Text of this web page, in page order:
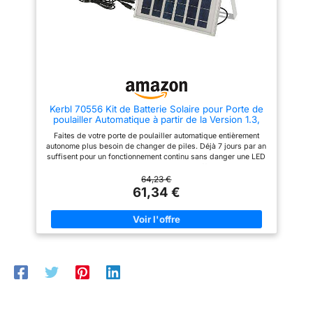
Kerbl 70556 Kit de Batterie Solaire pour Porte de
poulailler Automatique à partir de la Version 1.3,
Faites de votre porte de poulailler automatique entièrement
autonome plus besoin de changer de piles. Déjà 7 jours par an
suffisent pour un fonctionnement continu sans danger une LED
processus de charge. Kit de montage inclus pour une
installation variable du panneau solaire - Câble de 5 m au total
pour une installation flexible Convient pour l'extérieur -
Dimensions (L x l x h) : 34,7 x 23,5 x 1,7 cm Peut être utilisé
dès la version 1.3 de la porte automatique du poulailler.
Composants inclus: Voir sur l emballage
64,23 €
61,34 €